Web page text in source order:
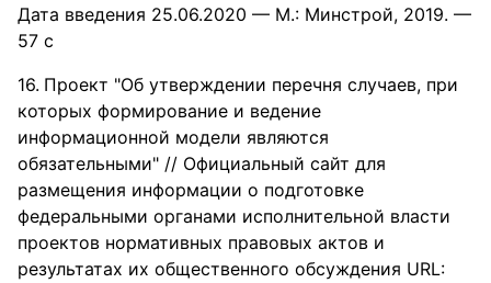
Дата введения 25.06.2020 — М.: Минстрой, 2019. —
57 с
Проект "Об утверждении перечня случаев, при
которых формирование и ведение
информационной модели являются
обязательными" // Официальный сайт для
размещения информации о подготовке
федеральными органами исполнительной власти
проектов нормативных правовых актов и
результатах их общественного обсуждения URL: